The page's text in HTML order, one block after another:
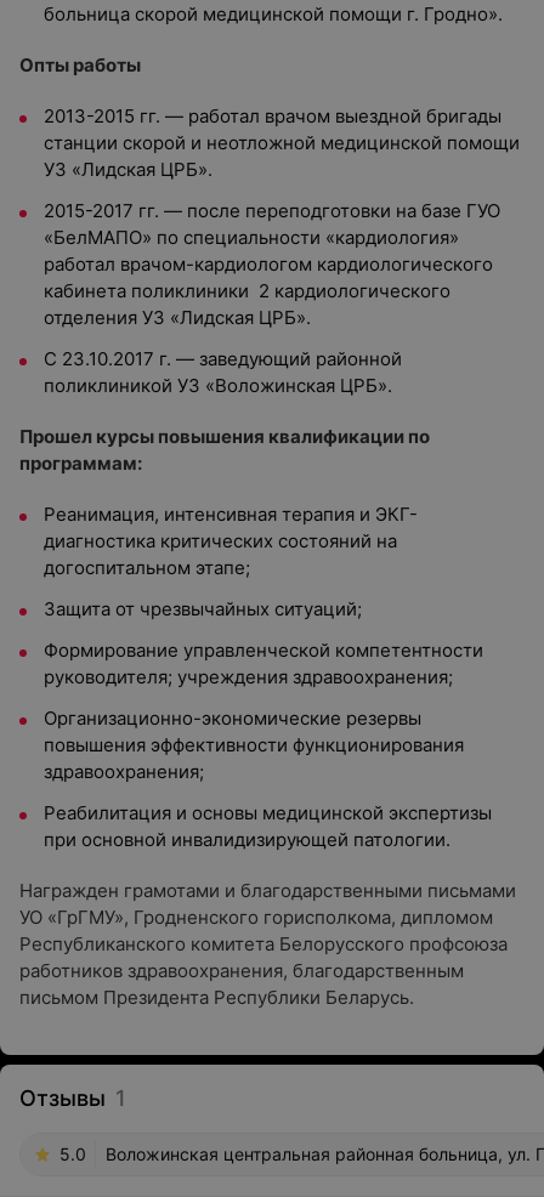
больница скорой медицинской помощи г. Гродно».
Опты работы
2013-2015 гг. — работал врачом выездной бригады
станции скорой и неотложной медицинской помощи
УЗ «Лидская ЦРБ».
2015-2017 гг. — после переподготовки на базе ГУО
«БелМАПО» по специальности «кардиология»
работал врачом-кардиологом кардиологического
кабинета поликлиники 2 кардиологического
отделения УЗ «Лидская ЦРБ».
С 23.10.2017 г. — заведующий районной
поликлиникой УЗ «Воложинская ЦРБ».
Прошел курсы повышения квалификации по
программам:
Реанимация, интенсивная терапия и ЭКГ-
диагностика критических состояний на
догоспитальном этапе;
Защита от чрезвычайных ситуаций;
Формирование управленческой компетентности
руководителя; учреждения здравоохранения;
Организационно-экономические резервы
повышения эффективности функционирования
здравоохранения;
Реабилитация и основы медицинской экспертизы
при основной инвалидизирующей патологии.
Награжден грамотами и благодарственными письмами
УО «ГрГМУ», Гродненского горисполкома, дипломом
Республиканского комитета Белорусского профсоюза
работников здравоохранения, благодарственным
письмом Президента Республики Беларусь.
Отзывы 1
5.0 Воложинская центральная районная больница, ул.